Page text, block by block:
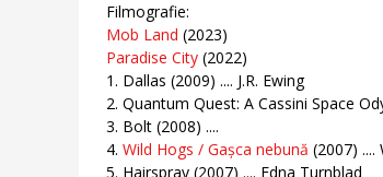
Filmografie:
Mob Land (2023)
Paradise City (2022)
1. Dallas (2009) .... J.R. Ewing
2. Quantum Quest: A Cassini Space
3. Bolt (2008) ....
4. Wild Hogs / Gașca nebună (2007) ....
5. Hairspray (2007) .... Edna Turnblad